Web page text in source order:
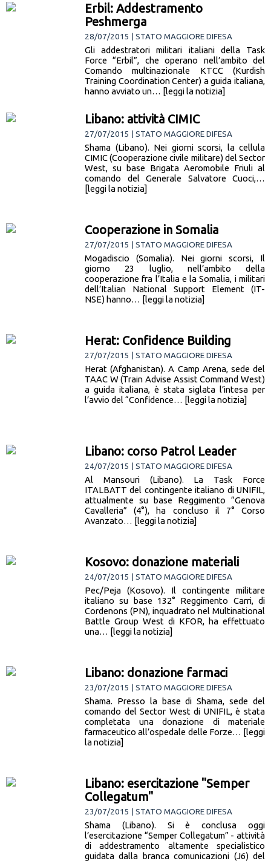
Erbil: Addestramento
Peshmerga
28/07/2015 | STATO MAGGIORE DIFESA
Gli addestratori militari italiani della Task
Force “Erbil”, che operano nell’ambito del
Comando multinazionale KTCC (Kurdish
Training Coordination Center) a guida italiana,
hanno avviato un… [leggi la notizia]
Libano: attività CIMIC
27/07/2015 | STATO MAGGIORE DIFESA
Shama (Libano). Nei giorni scorsi, la cellula
CIMIC (Cooperazione civile militare) del Sector
West, su base Brigata Aeromobile Friuli al
comando del Generale Salvatore Cuoci,…
[leggi la notizia]
Cooperazione in Somalia
27/07/2015 | STATO MAGGIORE DIFESA
Mogadiscio (Somalia). Nei giorni scorsi, Il
giorno 23 luglio, nell’ambito della
cooperazione fra l’Italia e la Somalia, i militari
dell’Italian National Support Element (IT-
NSE) hanno… [leggi la notizia]
Herat: Confidence Building
27/07/2015 | STATO MAGGIORE DIFESA
Herat (Afghanistan). A Camp Arena, sede del
TAAC W (Train Advise Assist Command West)
a guida italiana, è stata siglata l’intesa per
l’avvio del “Confidence… [leggi la notizia]
Libano: corso Patrol Leader
24/07/2015 | STATO MAGGIORE DIFESA
Al Mansouri (Libano). La Task Force
ITALBATT del contingente italiano di UNIFIL,
attualmente su base Reggimento “Genova
Cavalleria” (4°), ha concluso il 7° Corso
Avanzato… [leggi la notizia]
Kosovo: donazione materiali
24/07/2015 | STATO MAGGIORE DIFESA
Pec/Peja (Kosovo). Il contingente militare
italiano su base 132° Reggimento Carri, di
Cordenons (PN), inquadrato nel Multinational
Battle Group West di KFOR, ha effettuato
una… [leggi la notizia]
Libano: donazione farmaci
23/07/2015 | STATO MAGGIORE DIFESA
Shama. Presso la base di Shama, sede del
comando del Sector West di UNIFIL, è stata
completata una donazione di materiale
farmaceutico all’ospedale delle Forze… [leggi
la notizia]
Libano: esercitazione "Semper
Collegatum"
23/07/2015 | STATO MAGGIORE DIFESA
Shama (Libano). Si è conclusa oggi
l’esercitazione “Semper Collegatum” - attività
di addestramento altamente specialistico
guidata dalla branca comunicazioni (J6) del